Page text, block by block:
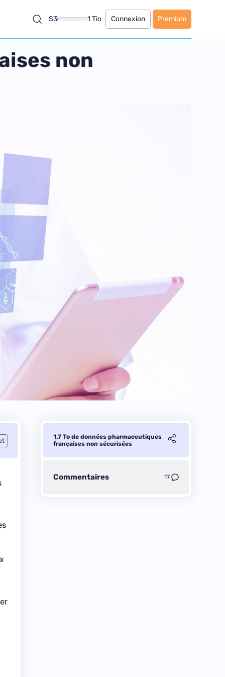
S3 1 Tio Connexion Premium
non
1.7 To de données pharmaceutiques
françaises non sécurisées
Commentaires 17